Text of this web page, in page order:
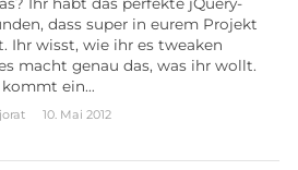
dass super in eurem Projekt
Ihr wisst, wie ihr es tweaken
macht genau das, was ihr wollt.
ein…
10. Mai 2012